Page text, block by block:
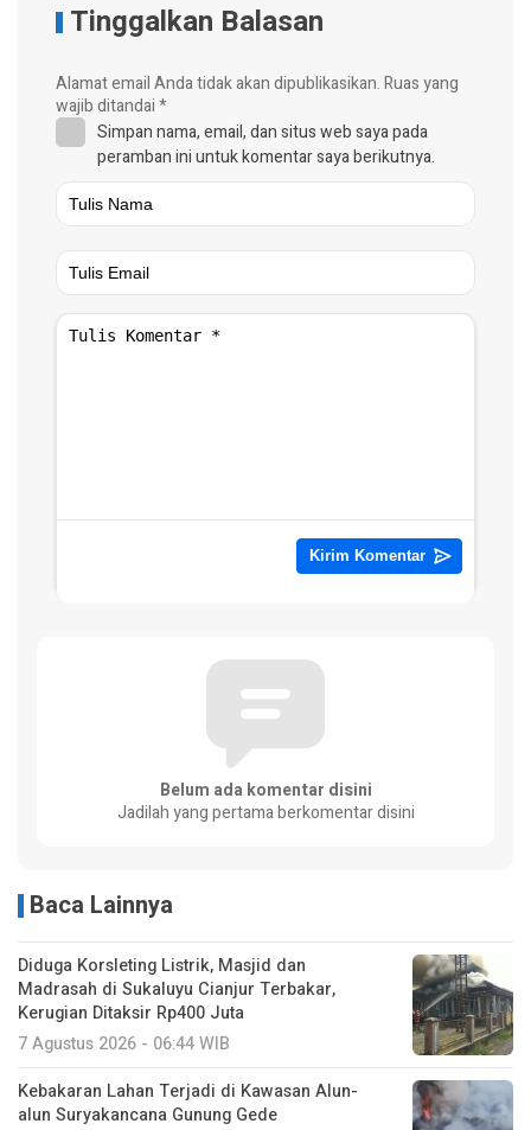
Tinggalkan Balasan
Alamat email Anda tidak akan dipublikasikan.Ruas yang
wajib ditandai*
Simpan nama, email, dan situs web saya pada
peramban ini untuk komentar saya berikutnya.
Belum ada komentar disini
Jadilah yang pertama berkomentar disini
Baca Lainnya
Diduga Korsleting Listrik, Masjid dan
Madrasah di Sukaluyu Cianjur Terbakar,
Kerugian Ditaksir Rp400 Juta
7 Agustus 2026 - 06:44 WIB
Kebakaran Lahan Terjadi di Kawasan Alun-
alun Suryakancana Gunung Gede